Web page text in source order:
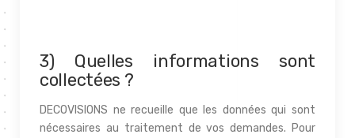
3) Quelles informations sont
collectées ?
DECOVISIONS ne recueille que les données qui sont
nécessaires au traitement de vos demandes. Pour